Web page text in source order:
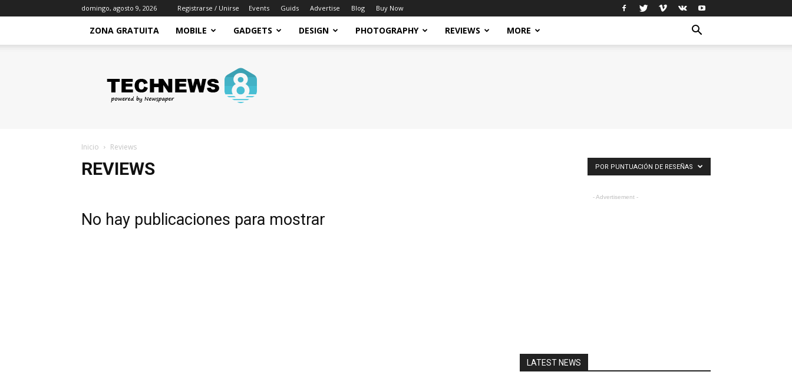
domingo, agosto 9, 2026 Registrarse / Unirse Events Guids Advertise Blog Buy Now
ZONA GRATUITA MOBILE GADGETS DESIGN PHOTOGRAPHY REVIEWS MORE
Gratuita
Recursos
tu
economia
Inicio Reviews
REVIEWS POR PUNTUACIÓN DE RESEÑAS
No hay publicaciones para mostrar
- Advertisement -
LATEST NEWS